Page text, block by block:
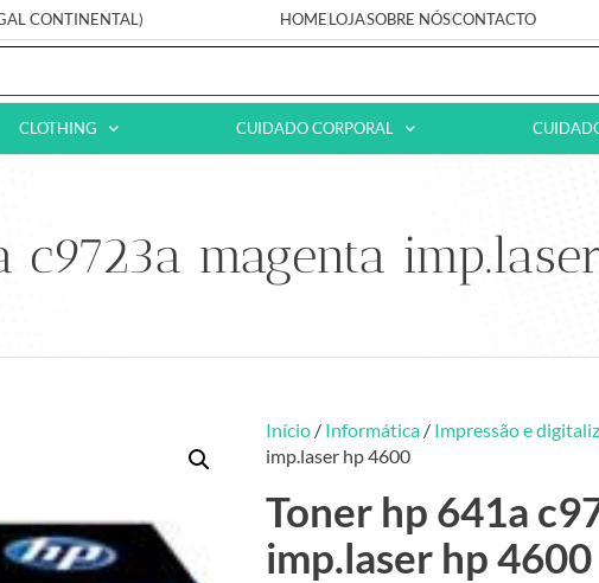
CONTINENTAL) HOMELOJASOBRE NÓSCONTACTO
CLOTHING CUIDADO CORPORAL
c9723a magenta
Início / Informática / Impressão e
imp.laser hp 4600
Toner hp 641a
imp.laser hp 4600